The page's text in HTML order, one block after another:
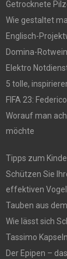
Getrocknete
Wie gestaltet
Englisch-
Domina-
Elektro
5 tolle,
FIFA 23:
Worauf man
möchte
Tipps zum
Schützen Sie
effektiven
Tauben aus
Wie lässt sich
Tassimo
Der Epipen –